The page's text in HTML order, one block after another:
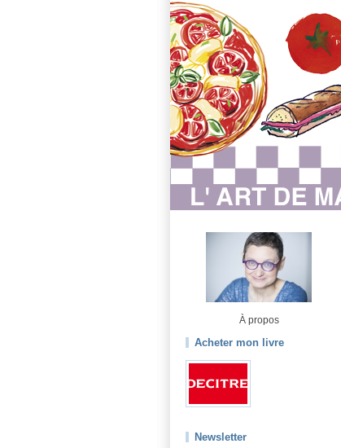
À propos
Acheter mon livre
Newsletter